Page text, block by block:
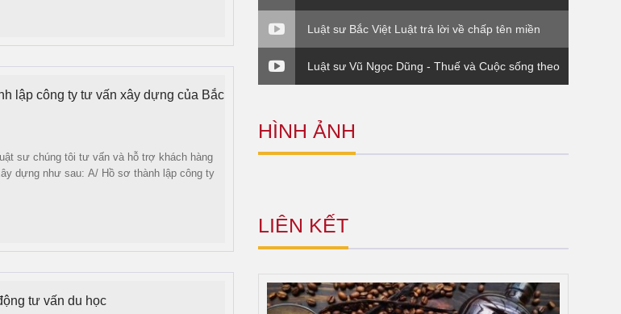
lập công ty tư vấn xây dựng của Bắc
sư chúng tôi tư vấn và hỗ trợ khách hàng
dựng như sau: A/ Hồ sơ thành lập công ty
tư vấn du học
Luật sư Bắc Việt Luật trả lời về chấp tên miền
trên VTV1
Luật sư Vũ Ngọc Dũng - Thuế và Cuộc sống theo
Thông tư 120 Bộ Tài Chính
HÌNH ẢNH
LIÊN KẾT